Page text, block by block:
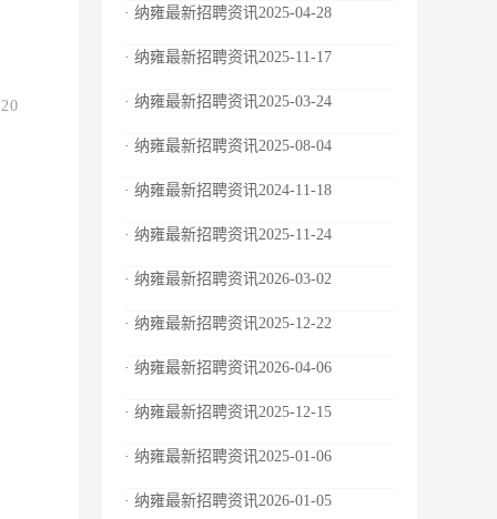
· 纳雍最新招聘资讯2025-04-28
· 纳雍最新招聘资讯2025-11-17
· 纳雍最新招聘资讯2025-03-24
· 纳雍最新招聘资讯2025-08-04
· 纳雍最新招聘资讯2024-11-18
· 纳雍最新招聘资讯2025-11-24
· 纳雍最新招聘资讯2026-03-02
· 纳雍最新招聘资讯2025-12-22
· 纳雍最新招聘资讯2026-04-06
· 纳雍最新招聘资讯2025-12-15
· 纳雍最新招聘资讯2025-01-06
· 纳雍最新招聘资讯2026-01-05